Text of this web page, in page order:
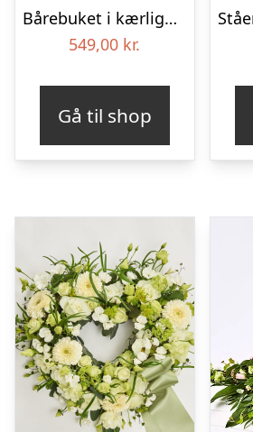
Bårebuket i kærlighedens farver
549,00 kr.
Gå til shop